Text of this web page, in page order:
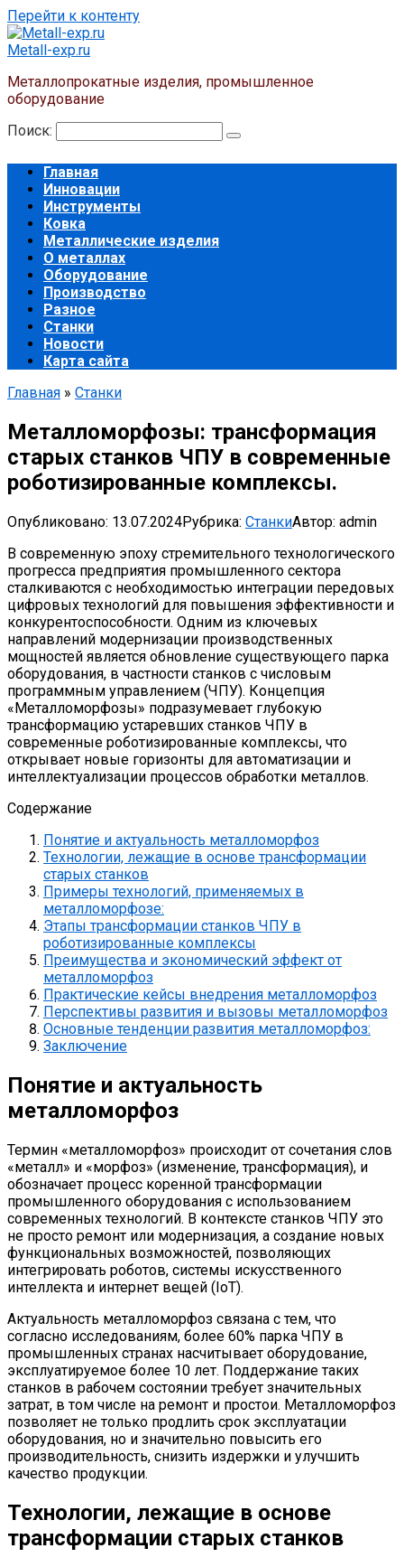
Перейти к контенту
Metall-exp.ru
Металлопрокатные изделия, промышленное
оборудование
Поиск:
Главная
Инновации
Инструменты
Ковка
Металлические изделия
О металлах
Оборудование
Производство
Разное
Станки
Новости
Карта сайта
Главная » Станки
Металломорфозы: трансформация
старых станков ЧПУ в современные
роботизированные комплексы.
Опубликовано: 13.07.2024Рубрика: СтанкиАвтор: admin
В современную эпоху стремительного технологического
прогресса предприятия промышленного сектора
сталкиваются с необходимостью интеграции передовых
цифровых технологий для повышения эффективности и
конкурентоспособности. Одним из ключевых
направлений модернизации производственных
мощностей является обновление существующего парка
оборудования, в частности станков с числовым
программным управлением (ЧПУ). Концепция
«Металломорфозы» подразумевает глубокую
трансформацию устаревших станков ЧПУ в
современные роботизированные комплексы, что
открывает новые горизонты для автоматизации и
интеллектуализации процессов обработки металлов.
Содержание
Понятие и актуальность металломорфоз
Технологии, лежащие в основе трансформации
старых станков
Примеры технологий, применяемых в
металломорфозе:
Этапы трансформации станков ЧПУ в
роботизированные комплексы
Преимущества и экономический эффект от
металломорфоз
Практические кейсы внедрения металломорфоз
Перспективы развития и вызовы металломорфоз
Основные тенденции развития металломорфоз:
Заключение
Понятие и актуальность
металломорфоз
Термин «металломорфоз» происходит от сочетания слов
«металл» и «морфоз» (изменение, трансформация), и
обозначает процесс коренной трансформации
промышленного оборудования с использованием
современных технологий. В контексте станков ЧПУ это
не просто ремонт или модернизация, а создание новых
функциональных возможностей, позволяющих
интегрировать роботов, системы искусственного
интеллекта и интернет вещей (IoT).
Актуальность металломорфоз связана с тем, что
согласно исследованиям, более 60% парка ЧПУ в
промышленных странах насчитывает оборудование,
эксплуатируемое более 10 лет. Поддержание таких
станков в рабочем состоянии требует значительных
затрат, в том числе на ремонт и простои. Металломорфоз
позволяет не только продлить срок эксплуатации
оборудования, но и значительно повысить его
производительность, снизить издержки и улучшить
качество продукции.
Технологии, лежащие в основе
трансформации старых станков